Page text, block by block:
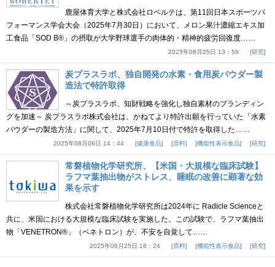
鹿屋体育大学と株式会社ロベルテは、第11回日本スポーツパ
フォーマンス学会大会（2025年7月30日）において、メロン果汁濃縮エキス加
工食品「SOD B®」の摂取が大学野球選手の肉体的・精神的疲労回復度……
2025年08月25日 13：58 研究
炭プラスラボ、独自開発の水素・食用炭パウダー製
造法で特許取得
～炭プラスラボ、知財戦略を強化し独自素材のブランディン
グを加速～ 炭プラスラボ株式会社は、かねてより特許出願を行っていた「水素
パウダーの製造方法」に関して、2025年7月10日付で特許を取得した……
2025年08月06日 14：44 健康食品 原料 機能性表示食品 研究
常磐植物化学研究所、【米国・大規模な臨床試験】
ラフマ葉抽出物がストレス、睡眠の改善に顕著な効
果を示す
株式会社常磐植物化学研究所は2024年に Radicle Scienceと
共に、米国における大規模な臨床試験を実施した。この試験で、ラフマ葉抽出
物「VENETRON®」（ベネトロン）が、不安を自覚して……
2025年06月25日 18：24 原料 機能性表示食品 研究